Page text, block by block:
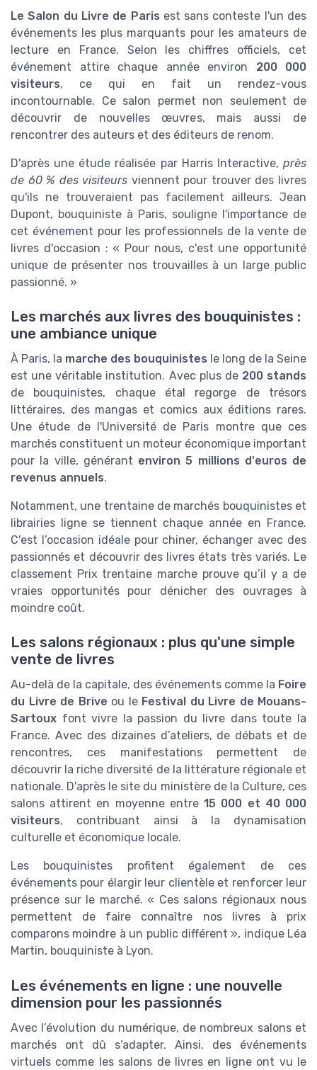
Le Salon du Livre de Paris est sans conteste l'un des
événements les plus marquants pour les amateurs de
lecture en France. Selon les chiffres officiels, cet
événement attire chaque année environ 200 000
visiteurs, ce qui en fait un rendez-vous
incontournable. Ce salon permet non seulement de
découvrir de nouvelles œuvres, mais aussi de
rencontrer des auteurs et des éditeurs de renom.
D'après une étude réalisée par Harris Interactive, près
de 60 % des visiteurs viennent pour trouver des livres
qu'ils ne trouveraient pas facilement ailleurs. Jean
Dupont, bouquiniste à Paris, souligne l'importance de
cet événement pour les professionnels de la vente de
livres d'occasion : « Pour nous, c'est une opportunité
unique de présenter nos trouvailles à un large public
passionné. »
Les marchés aux livres des bouquinistes :
une ambiance unique
À Paris, la marche des bouquinistes le long de la Seine
est une véritable institution. Avec plus de 200 stands
de bouquinistes, chaque étal regorge de trésors
littéraires, des mangas et comics aux éditions rares.
Une étude de l'Université de Paris montre que ces
marchés constituent un moteur économique important
pour la ville, générant environ 5 millions d'euros de
revenus annuels.
Notamment, une trentaine de marchés bouquinistes et
librairies ligne se tiennent chaque année en France.
C'est l’occasion idéale pour chiner, échanger avec des
passionnés et découvrir des livres états très variés. Le
classement Prix trentaine marche prouve qu’il y a de
vraies opportunités pour dénicher des ouvrages à
moindre coût.
Les salons régionaux : plus qu'une simple
vente de livres
Au-delà de la capitale, des événements comme la Foire
du Livre de Brive ou le Festival du Livre de Mouans-
Sartoux font vivre la passion du livre dans toute la
France. Avec des dizaines d’ateliers, de débats et de
rencontres, ces manifestations permettent de
découvrir la riche diversité de la littérature régionale et
nationale. D'après le site du ministère de la Culture, ces
salons attirent en moyenne entre15 000 et 40 000
visiteurs, contribuant ainsi à la dynamisation
culturelle et économique locale.
Les bouquinistes profitent également de ces
événements pour élargir leur clientèle et renforcer leur
présence sur le marché. « Ces salons régionaux nous
permettent de faire connaître nos livres à prix
comparons moindre à un public différent », indique Léa
Martin, bouquiniste à Lyon.
Les événements en ligne : une nouvelle
dimension pour les passionnés
Avec l’évolution du numérique, de nombreux salons et
marchés ont dû s’adapter. Ainsi, des événements
virtuels comme les salons de livres en ligne ont vu le